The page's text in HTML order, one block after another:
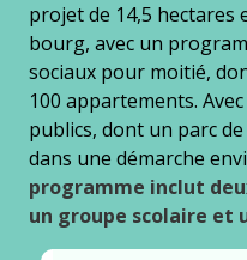
projet de 14,5 hectares
bourg, avec un
sociaux pour moitié,
100 appartements.
publics, dont un parc
dans une démarche
programme inclut
un groupe scolaire et